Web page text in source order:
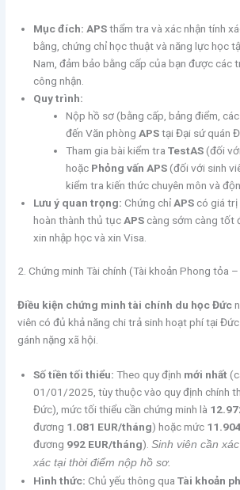
Mục đích: APSthẩm tra và xác nhận tính
bằng, chứng chỉ học thuật và năng lực học
Nam, đảm bảo bằng cấp của bạn được các
công nhận.
Quy trình:
Nộp hồ sơ (bằng cấp, bảng điểm,
đến Văn phòng APStại Đại sứ quán
Tham gia bài kiểm tra TestAS(đối
hoặc Phỏng vấn APS(đối với sinh
kiểm tra kiến thức chuyên môn và
Lưu ý quan trọng: Chứng chỉ APS có giá trị
hoàn thành thủ tục APS càng sớm càng tốt
xin nhập học và xin Visa.
2. Chứng minh Tài chính (Tài khoản Phong tỏa
Điều kiện chứng minh tài chính du học Đức
viên có đủ khả năng chi trả sinh hoạt phí tại
gánh nặng xã hội.
Số tiền tối thiểu: Theo quy định mới nhất
01/01/2025, tùy thuộc vào quy định chính
Đức), mức tối thiểu cần chứng minh là
đương 1.081 EUR/tháng) hoặc mức
đương 992 EUR/tháng).Sinh viên cần
xác tại thời điểm nộp hồ sơ.
Hình thức: Chủ yếu thông quaTài khoản